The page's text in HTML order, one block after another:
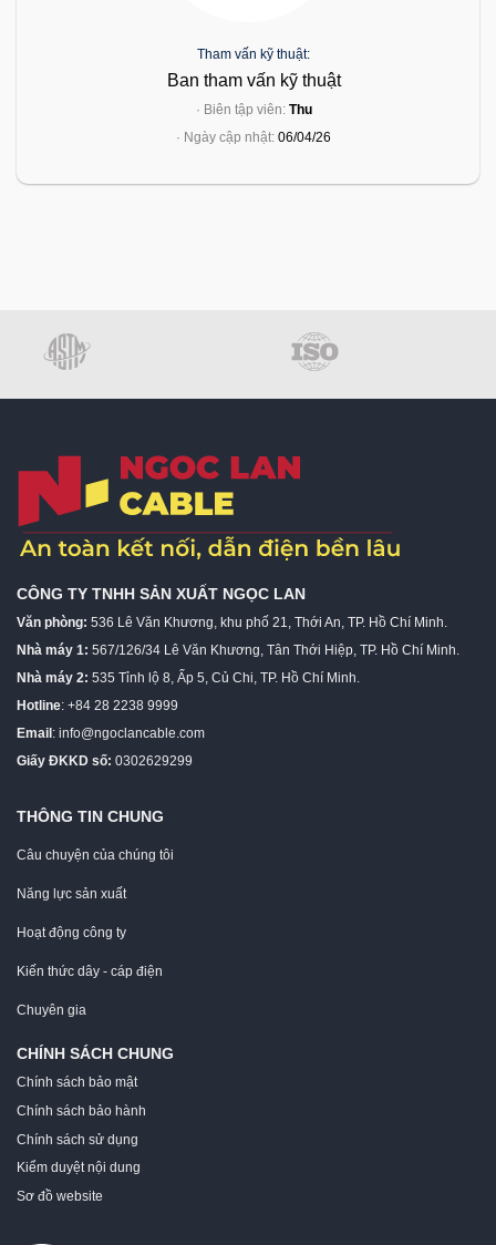
Tham vấn kỹ thuật:
Ban tham vấn kỹ thuật
· Biên tập viên: Thu
· Ngày cập nhật: 06/04/26
CÔNG TY TNHH SẢN XUẤT NGỌC LAN
Văn phòng: 536 Lê Văn Khương, khu phố 21, Thới An, TP. Hồ Chí Minh.
Nhà máy 1: 567/126/34 Lê Văn Khương, Tân Thới Hiệp, TP. Hồ Chí Minh.
Nhà máy 2: 535 Tỉnh lộ 8, Ấp 5, Củ Chi, TP. Hồ Chí Minh.
Hotline: +84 28 2238 9999
Email: info@ngoclancable.com
Giấy ĐKKD số: 0302629299
THÔNG TIN CHUNG
Câu chuyện của chúng tôi
Năng lực sản xuất
Hoạt động công ty
Kiến thức dây - cáp điện
Chuyên gia
CHÍNH SÁCH CHUNG
Chính sách bảo mật
Chính sách bảo hành
Chính sách sử dụng
Kiểm duyệt nội dung
Sơ đồ website